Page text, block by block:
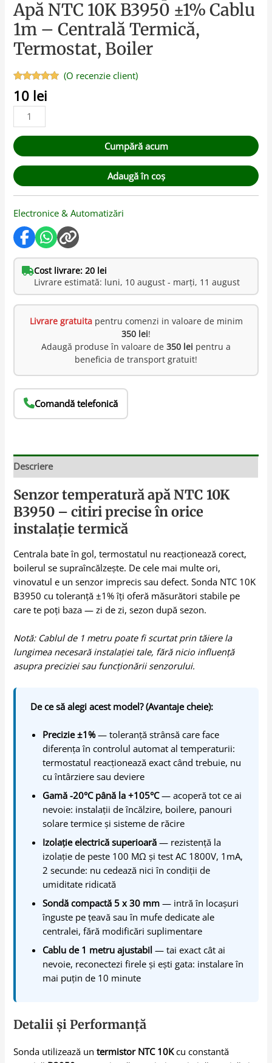
Apă NTC 10K B3950 ±1% Cablu
1m – Centrală Termică,
Termostat, Boiler
Evaluat la
5.00
din 5
pe baza
unei
singure
(O recenzie client)
10 lei
Cumpără acum
Adaugă în coș
Electronice & Automatizări
Cost livrare: 20 lei
Livrare estimată: luni, 10 august - marți, 11 august
Livrare gratuitapentru comenzi in valoare de minim
350 lei!
Adaugă produse în valoare de 350 lei pentru a
beneficia de transport gratuit!
Comandă telefonică
Descriere
Senzor temperatură apă NTC 10K
B3950 – citiri precise în orice
instalație termică
Centrala bate în gol, termostatul nu reacționează corect,
boilerul se supraîncălzește. De cele mai multe ori,
vinovatul e un senzor imprecis sau defect. Sonda NTC 10K
B3950 cu toleranță ±1% îți oferă măsurători stabile pe
care te poți baza — zi de zi, sezon după sezon.
Notă: Cablul de 1 metru poate fi scurtat prin tăiere la
lungimea necesară instalației tale, fără nicio influență
asupra preciziei sau funcționării senzorului.
De ce să alegi acest model? (Avantaje cheie):
Precizie ±1%— toleranță strânsă care face
diferența în controlul automat al temperaturii:
termostatul reacționează exact când trebuie, nu
cu întârziere sau deviere
Gamă -20°C până la +105°C— acoperă tot ce ai
nevoie: instalații de încălzire, boilere, panouri
solare termice și sisteme de răcire
Izolație electrică superioară — rezistență la
izolație de peste 100 MΩ și test AC 1800V, 1mA,
2 secunde: nu cedează nici în condiții de
umiditate ridicată
Sondă compactă 5 x 30 mm — intră în locașuri
înguste pe țeavă sau în mufe dedicate ale
centralei, fără modificări suplimentare
Cablu de 1 metru ajustabil — tai exact cât ai
nevoie, reconectezi firele și ești gata: instalare în
mai puțin de 10 minute
Detalii și Performanță
Sonda utilizează untermistor NTC 10Kcu constantă